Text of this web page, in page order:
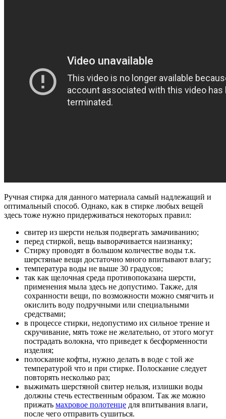
Ручная стирка для данного материала самый надлежащий и
оптимальный способ. Однако, как в стирке любых вещей
здесь тоже нужно придерживаться некоторых правил:
свитер из шерсти нельзя подвергать замачиванию;
перед стиркой, вещь выворачивается наизнанку;
Стирку проводят в большом количестве воды т.к.
шерстяные вещи достаточно много впитывают влагу;
температура воды не выше 30 градусов;
так как щелочная среда противопоказана шерсти,
применения мыла здесь не допустимо. Также, для
сохранности вещи, по возможности можно смягчить и
окислить воду подручными или специальными
средствами;
в процессе стирки, недопустимо их сильное трение и
скручивание, мять тоже не желательно, от этого могут
пострадать волокна, что приведет к бесформенности
изделия;
полоскание кофты, нужно делать в воде с той же
температурой что и при стирке. Полоскание следует
повторять несколько раз;
выжимать шерстяной свитер нельзя, излишки воды
должны стечь естественным образом. Так же можно
прижать махровое полотенце для впитывания влаги,
после чего отправить сушиться.